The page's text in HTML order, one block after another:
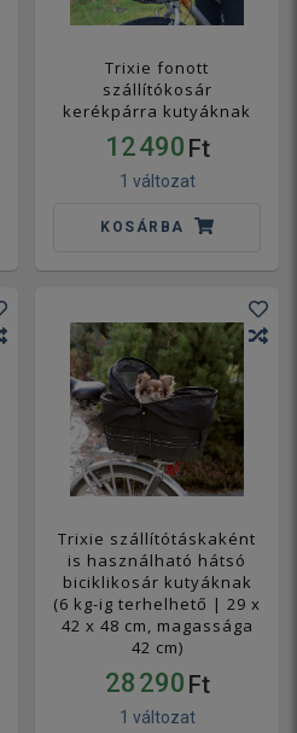
Trixie fonott
szállítókosár
kerékpárra kutyáknak
12 490 Ft
1 változat
KOSÁRBA
Trixie szállítótáskaként
is használható hátsó
biciklikosár kutyáknak
(6 kg-ig terhelhető | 29 x
42 x 48 cm, magassága
42 cm)
28 290 Ft
1 változat